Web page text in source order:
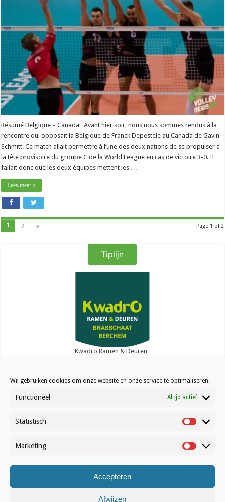
Wij gebruiken cookies om onze website en onze service te optimaliseren.
Functioneel Altijd actief
Statistisch Statistisch
Marketing
Accepteren
Afwijzen
Résumé Belgique – Canada Avant hier soir, nous nous sommes rendus à la
rencontre qui opposait la Belgique de Franck Depestele au Canada de Gavin
Schmitt. Ce match allait permettre à l’une des deux nations de se propulser à
la tête provisoire du groupe C de la World League en cas de victoire 3-0. Il
fallait donc que les deux équipes mettent les …
Lees meer »
Page 1 of 2
1 2 »
Tiplijn
Kwadro Ramen & Deuren
Contact
© Volleynews.be2026
Algemene voorwaarden|Privacy